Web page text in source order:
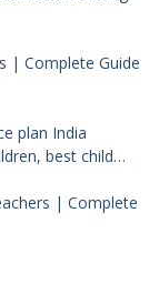
| Complete Guide
plan India
best child
| Complete